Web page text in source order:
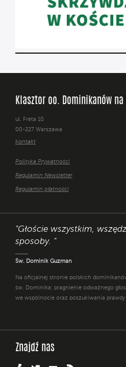
Klasztor oo. Dominikanów na
ul. Freta 10
00-227 Warszawa
kontakt
Polityka Prywatności
Regulamin Newsletter
Regulamin płatności
"Głoście wszystkim,
sposoby. "
Św. Dominik Guzman
Na oficjalnej stronie polskich
św. Dominika: pragnienie odważnego
we wspólnocie oraz poszukiwania prawdy
Znajdź nas